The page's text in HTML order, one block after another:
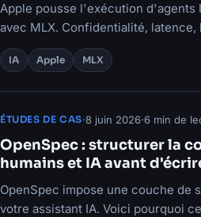
Apple pousse l'exécution d'agents
avec MLX. Confidentialité,
approche change pour les pros.
IA Apple MLX
ÉTUDES DE CAS·8 juin 2026·6 min de
OpenSpec : structurer la
humains et IA avant
OpenSpec impose une couche de
votre assistant IA. Voici pourquoi